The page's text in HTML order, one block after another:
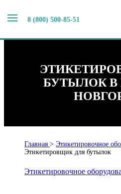
8 (800) 500-85-51
БУТЫЛОК
Главная > Этикетировочное
Этикетировщик для бутылок
Этикетировочное